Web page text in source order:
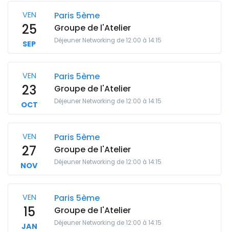
VEN
25
SEP
Paris 5ème
Groupe de l'Atelier
Déjeuner Networking de 12:00 à 14:15
VEN
23
OCT
Paris 5ème
Groupe de l'Atelier
Déjeuner Networking de 12:00 à 14:15
VEN
27
NOV
Paris 5ème
Groupe de l'Atelier
Déjeuner Networking de 12:00 à 14:15
VEN
15
JAN
Paris 5ème
Groupe de l'Atelier
Déjeuner Networking de 12:00 à 14:15